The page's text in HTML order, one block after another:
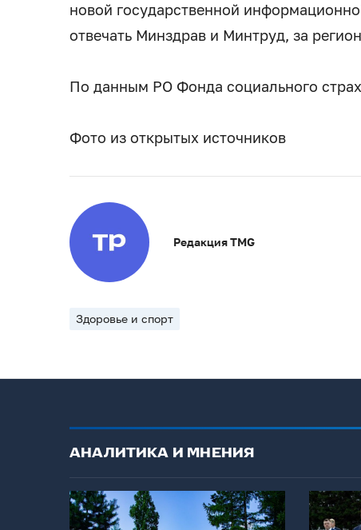
новой государственной
отвечать Минздрав и Минтруд, за
По данным РО Фонда социального
Фото из открытых источников
Редакция TMG
Здоровье и спорт
АНАЛИТИКА И МНЕНИЯ